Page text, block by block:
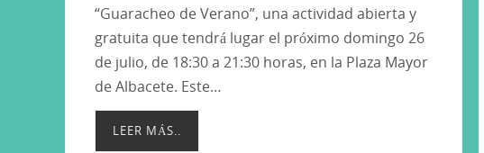
“Guaracheo de Verano”, una actividad abierta y
gratuita que tendrá lugar el próximo domingo 26
de julio, de 18:30 a 21:30 horas, en la Plaza Mayor
de Albacete. Este…
LEER MÁS..